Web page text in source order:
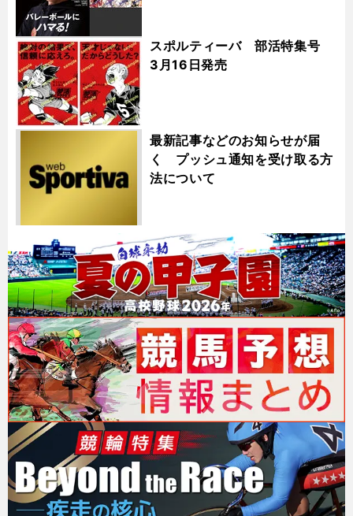
スポルティーバ 部活特集号
3月16日発売
最新記事などのお知らせが届
く プッシュ通知を受け取る方
法について